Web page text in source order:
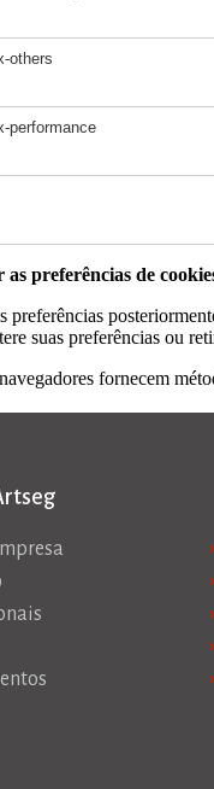
others
performance
preferências de
preferências
suas preferências ou
fornecem